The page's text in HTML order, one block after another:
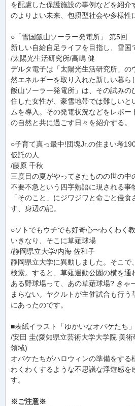
を配慮した保護施設の事例などを紹介
のよりよい未来、包摂型社会や多様性
○「雪国飯山ソーラー発電所」 第5回
新しい自給自足ライフを目指し、雪国
/太陽光生活研究所/高嶋 健
デルタ電子は「太陽光生活研究所」の
然エネルギーを取り入れた新しい暮ら
飯山ソーラー発電所」は、その試みの
住した女性が、豪雪地帯では難しいと
ムを導入。その発電状況などをレポー
の自然と共に過ごす日々を紹介する。
○子育て真っ最中!団塊Jr.の住まい考
仮託の人
/藤原 千秋
三度目の夏がやってきたものの世の中
不要不急という四字熟語に現される事
「そのこと」にジワジワと命ごと侵
す、身辺の記。
○ソトでもウチでも好奇心〜わくわく
いきなり、そこに草薙球場
/静岡県立大学/内海 佐和子
静岡県立大学に異動しました。そこで
検索。すると、草薙運動公園の横を通
ある野球場って、あの草薙球場? きゃ
まらない。ヤクルトが主催試合も行う
にあったのです。
■表紙イラスト「ゆかいなオバケたち」
/安田 圭(愛知県立芸術大学大学院 美
領域)
オバケたちがハロウィンの準備をする
わくわくするような不思議な浮遊感を
す。
※ご注意※